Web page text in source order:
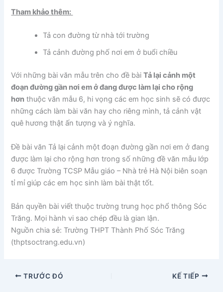
Tham khảo thêm:
Tả con đường từ nhà tới trường
Tả cảnh đường phố nơi em ở buổi chiều
Với những bài văn mẫu trên cho đề bàiTả lại cảnh một
đoạn đường gần nơi em ở đang được làm lại cho rộng
hơn thuộc văn mẫu 6, hi vọng các em học sinh sẽ có được
những cách làm bài văn hay cho riêng mình, tả cảnh vật
quê hương thật ấn tượng và ý nghĩa.
Đề bài văn Tả lại cảnh một đoạn đường gần nơi em ở đang
được làm lại cho rộng hơn trong số những đề văn mẫu lớp
6 được Trường TCSP Mẫu giáo – Nhà trẻ Hà Nội biên soạn
tỉ mỉ giúp các em học sinh làm bài thật tốt.
Bản quyền bài viết thuộc trường trung học phổ thông Sóc
Trăng. Mọi hành vi sao chép đều là gian lận.
Nguồn chia sẻ: Trường THPT Thành Phố Sóc Trăng
(thptsoctrang.edu.vn)
TRƯỚC ĐÓ KẾ TIẾP